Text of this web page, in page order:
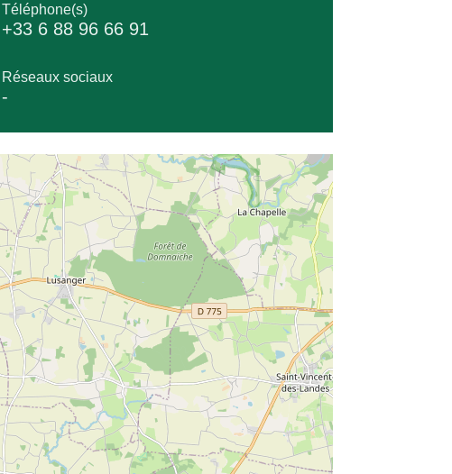
Téléphone(s)
+33 6 88 96 66 91
Réseaux sociaux
-